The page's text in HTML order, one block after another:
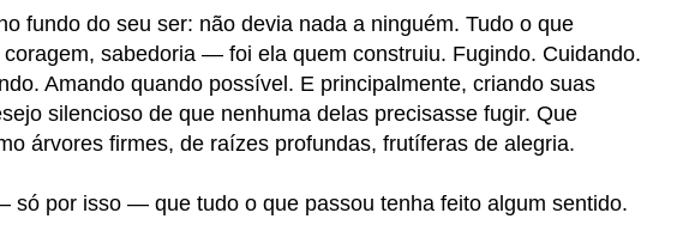
fundo do seu ser: não devia nada a ninguém. Tudo o que
sabedoria — foi ela quem construiu. Fugindo. Cuidando.
Amando quando possível. E principalmente, criando suas
silencioso de que nenhuma delas precisasse fugir. Que
árvores firmes, de raízes profundas, frutíferas de alegria.
só por isso — que tudo o que passou tenha feito algum sentido.